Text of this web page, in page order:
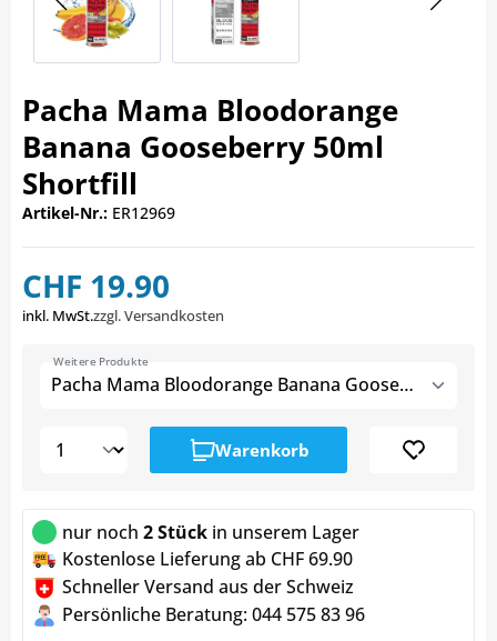
Pacha Mama Bloodorange
Banana Gooseberry 50ml
Shortfill
Artikel-Nr.: ER12969
CHF 19.90
inkl. MwSt.zzgl. Versandkosten
Pacha Mama Bloodorange Banana Gooseberry 50ml Shortfill
Weitere Produkte
Warenkorb
nur noch 2 Stück in unserem Lager
Kostenlose Lieferung ab CHF 69.90
Schneller Versand aus der Schweiz
Persönliche Beratung: 044 575 83 96